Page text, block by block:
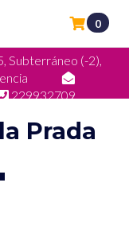
Subterráneo (-2),
229932709
0
Prada